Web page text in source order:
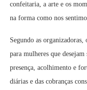
confeitaria, a arte e os
na forma como nos
Segundo as
para mulheres que
presença, acolhimento e
diárias e das cobranças